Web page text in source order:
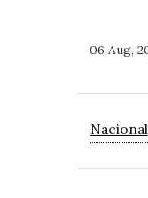
06 Aug,
Nacional